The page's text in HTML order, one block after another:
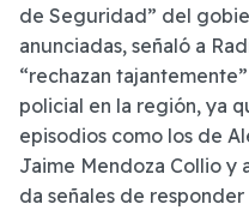
de Seguridad” del
anunciadas, señaló a
“rechazan
policial en la región, ya
episodios como los de
Jaime Mendoza Collio y
da señales de